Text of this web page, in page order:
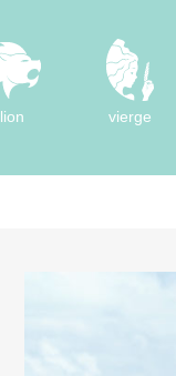
lion vierge